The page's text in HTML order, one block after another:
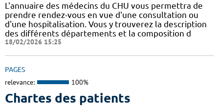
L'annuaire des médecins du CHU vous permettra de
prendre rendez-vous en vue d'une consultation ou
d'une hospitalisation. Vous y trouverez la description
des différents départements et la composition d
18/02/2026 15:25
PAGES
relevance: 100%
Chartes des patients